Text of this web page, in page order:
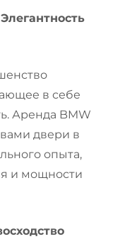
в себе
Аренда BMW
двери в
опыта,
и мощности